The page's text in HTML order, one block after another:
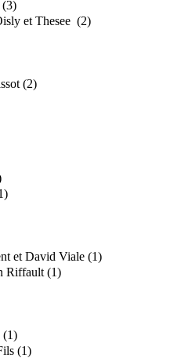
(3)
et Thesee (2)
(2)
)
et David Viale (1)
Riffault (1)
(1)
(1)